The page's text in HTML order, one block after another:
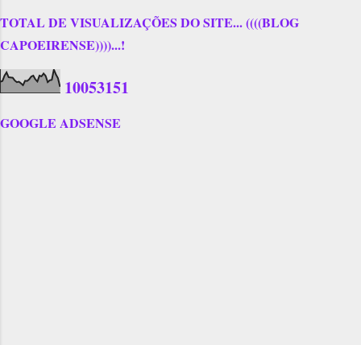
TOTAL DE VISUALIZAÇÕES DO SITE... ((((BLOG
CAPOEIRENSE))))...!
10053151
GOOGLE ADSENSE